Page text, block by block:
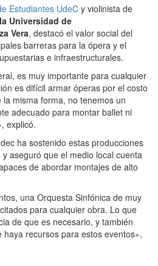
Estudiantes UdeCy violinista de
Universidad de
Vera, destacó el valor social del
barreras para la ópera y el
e infraestructurales.
es muy importante para cualquier
es difícil armar óperas por el costo
misma forma, no tenemos un
adecuado para montar ballet ni
explicó.
ha sostenido estas producciones
aseguró que el medio local cuenta
de abordar montajes de alto
una Orquesta Sinfónica de muy
para cualquier obra. Lo que
de que es necesario, y también
recursos para estos eventos»,